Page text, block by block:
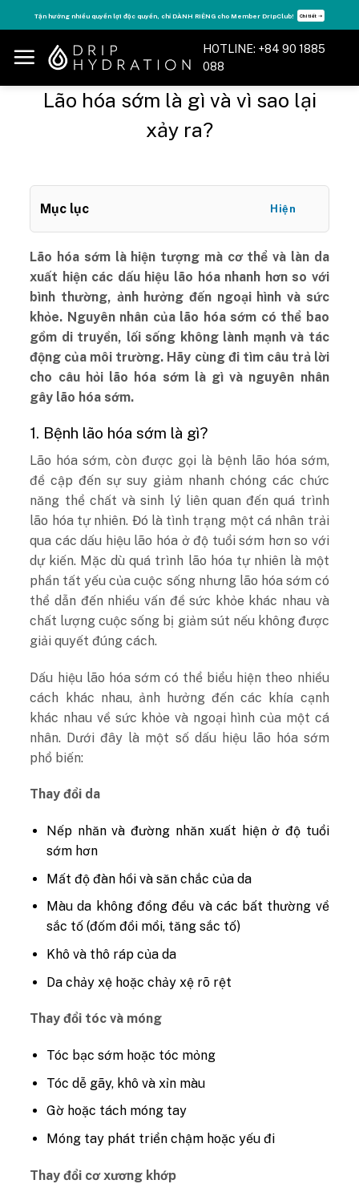
to
content
Tăng năng lượng - sống đỉnh cao với thẻ Vitamin Drip Membership. Xem ngay ➝
HOTLINE: +84 90 1885
088
Lão hóa sớm là gì và vì sao lại
xảy ra?
Mục lục Hiện
Lão hóa sớm là hiện tượng mà cơ thể và làn da
xuất hiện các dấu hiệu lão hóa nhanh hơn so với
bình thường, ảnh hưởng đến ngoại hình và sức
khỏe. Nguyên nhân của lão hóa sớm có thể bao
gồm di truyền, lối sống không lành mạnh và tác
động của môi trường. Hãy cùng đi tìm câu trả lời
cho câu hỏi lão hóa sớm là gì và nguyên nhân
gây lão hóa sớm.
1. Bệnh lão hóa sớm là gì?
Lão hóa sớm, còn được gọi là bệnh lão hóa sớm,
đề cập đến sự suy giảm nhanh chóng các chức
năng thể chất và sinh lý liên quan đến quá trình
lão hóa tự nhiên. Đó là tình trạng một cá nhân trải
qua các dấu hiệu lão hóa ở độ tuổi sớm hơn so với
dự kiến. Mặc dù quá trình lão hóa tự nhiên là một
phần tất yếu của cuộc sống nhưng lão hóa sớm có
thể dẫn đến nhiều vấn đề sức khỏe khác nhau và
chất lượng cuộc sống bị giảm sút nếu không được
giải quyết đúng cách.
Dấu hiệu lão hóa sớm có thể biểu hiện theo nhiều
cách khác nhau, ảnh hưởng đến các khía cạnh
khác nhau về sức khỏe và ngoại hình của một cá
nhân. Dưới đây là một số dấu hiệu lão hóa sớm
phổ biến:
Thay đổi da
Nếp nhăn và đường nhăn xuất hiện ở độ tuổi
sớm hơn
Mất độ đàn hồi và săn chắc của da
Màu da không đồng đều và các bất thường về
sắc tố (đốm đồi mồi, tăng sắc tố)
Khô và thô ráp của da
Da chảy xệ hoặc chảy xệ rõ rệt
Thay đổi tóc và móng
Tóc bạc sớm hoặc tóc mỏng
Tóc dễ gãy, khô và xỉn màu
Gờ hoặc tách móng tay
Móng tay phát triển chậm hoặc yếu đi
Thay đổi cơ xương khớp